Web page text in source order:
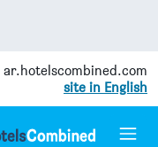
ar.hotelscombined.com
site in English